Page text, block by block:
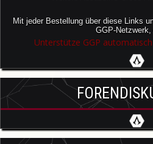
Mit jeder Bestellung über diese Links
GGP-Netzwerk,
Unterstütze GGP